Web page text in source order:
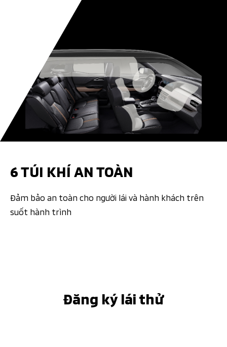
6 TÚI KHÍ AN TOÀN
Đảm bảo an toàn cho người lái và hành khách trên
suốt hành trình
Đăng ký lái thử